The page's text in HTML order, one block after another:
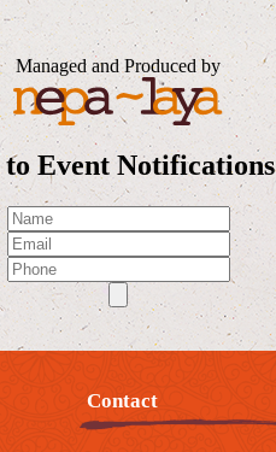
Managed and Produced by
to Event Notifications
Contact